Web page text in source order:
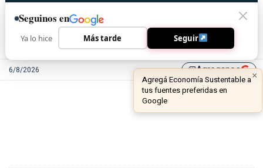
6/8/2026 library_addAgreganos
Seguinos en
Ya lo hice Más tarde Seguir